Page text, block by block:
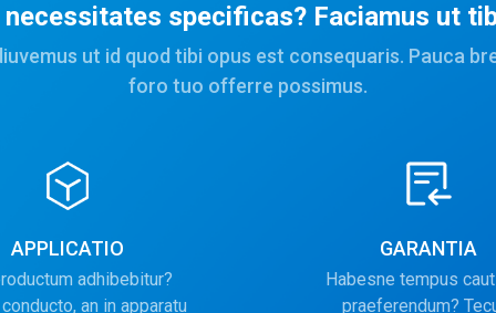
necessitates specificas? Faciamus ut
ut id quod tibi opus est consequaris. Pauca
foro tuo offerre possimus.
APPLICATIO
adhibebitur?
conducto, an in apparatu
GARANTIA
Habesne tempus
praeferendum?